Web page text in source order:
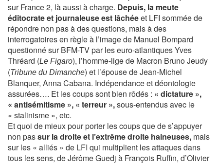
sur France 2, là aussi à charge. Depuis, la meute
éditocrate et journaleuse est lâchéeet LFI sommée de
répondre non pas à des questions, mais à des
interrogatoires en règle à l’image de Manuel Bompard
questionné sur BFM-TV par les euro-atlantiques Yves
Thréard (Le Figaro), l’homme-lige de Macron Bruno Jeudy
(Tribune du Dimanche) et l’épouse de Jean-Michel
Blanquer, Anna Cabana. Indépendance et déontologie
assurées…. Et les coups sont bien rôdés : « dictature »,
« antisémitisme », « terreur »,sous-entendus avec le
« stalinisme », etc.
Et quoi de mieux pour porter les coups que de s’appuyer
non passur la droite et l’extrême droite haineuses, mais
sur les « alliés » de LFI qui multiplient les attaques dans
tous les sens, de Jérôme Guedj à François Ruffin, d’Olivier